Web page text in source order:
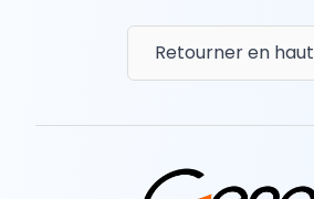
Retourner en haut